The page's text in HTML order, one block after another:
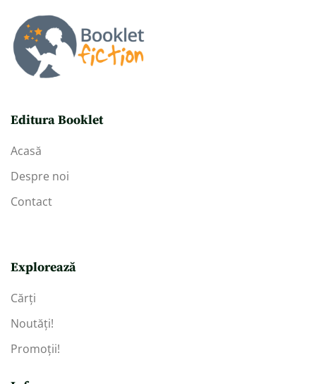
Editura Booklet
Acasă
Despre noi
Contact
Explorează
Cărți
Noutăți!
Promoții!